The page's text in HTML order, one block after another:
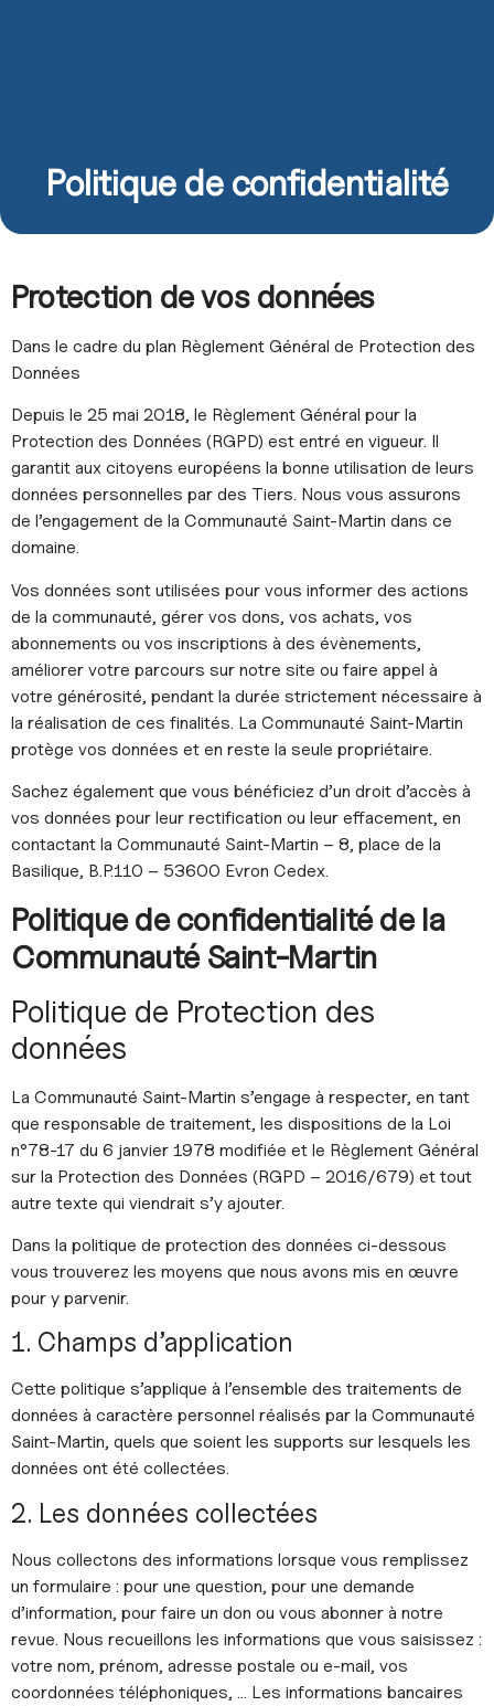
Politique de confidentialité
Protection de vos données
Dans le cadre du plan Règlement Général de Protection des
Données
Depuis le 25 mai 2018, le Règlement Général pour la
Protection des Données (RGPD) est entré en vigueur. Il
garantit aux citoyens européens la bonne utilisation de leurs
données personnelles par des Tiers. Nous vous assurons
de l’engagement de la Communauté Saint-Martin dans ce
domaine.
Vos données sont utilisées pour vous informer des actions
de la communauté, gérer vos dons, vos achats, vos
abonnements ou vos inscriptions à des évènements,
améliorer votre parcours sur notre site ou faire appel à
votre générosité, pendant la durée strictement nécessaire à
la réalisation de ces finalités. La Communauté Saint-Martin
protège vos données et en reste la seule propriétaire.
Sachez également que vous bénéficiez d’un droit d’accès à
vos données pour leur rectification ou leur effacement, en
contactant la Communauté Saint-Martin – 8, place de la
Basilique, B.P.110 – 53600 Evron Cedex.
Politique de confidentialité de la
Communauté Saint-Martin
Politique de Protection des
données
La Communauté Saint-Martin s’engage à respecter, en tant
que responsable de traitement, les dispositions de la Loi
n°78-17 du 6 janvier 1978 modifiée et le Règlement Général
sur la Protection des Données (RGPD – 2016/679) et tout
autre texte qui viendrait s’y ajouter.
Dans la politique de protection des données ci-dessous
vous trouverez les moyens que nous avons mis en œuvre
pour y parvenir.
1. Champs d’application
Cette politique s’applique à l’ensemble des traitements de
données à caractère personnel réalisés par la Communauté
Saint-Martin, quels que soient les supports sur lesquels les
données ont été collectées.
2. Les données collectées
Nous collectons des informations lorsque vous remplissez
un formulaire : pour une question, pour une demande
d’information, pour faire un don ou vous abonner à notre
revue. Nous recueillons les informations que vous saisissez :
votre nom, prénom, adresse postale ou e-mail, vos
coordonnées téléphoniques, … Les informations bancaires